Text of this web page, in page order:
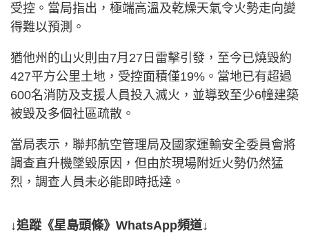
受控。當局指出，極端高溫及乾燥天氣令火勢走向變
得難以預測。
猶他州的山火則由7月27日雷擊引發，至今已燒毀約
427平方公里土地，受控面積僅19%。當地已有超過
600名消防及支援人員投入滅火，並導致至少6幢建築
被毀及多個社區疏散。
當局表示，聯邦航空管理局及國家運輸安全委員會將
調查直升機墜毀原因，但由於現場附近火勢仍然猛
烈，調查人員未必能即時抵達。
↓追蹤《星島頭條》WhatsApp頻道↓